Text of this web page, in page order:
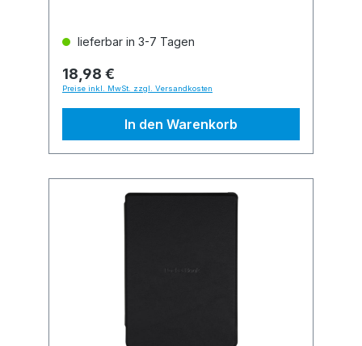
lieferbar in 3-7 Tagen
18,98 €
Preise inkl. MwSt. zzgl. Versandkosten
In den Warenkorb